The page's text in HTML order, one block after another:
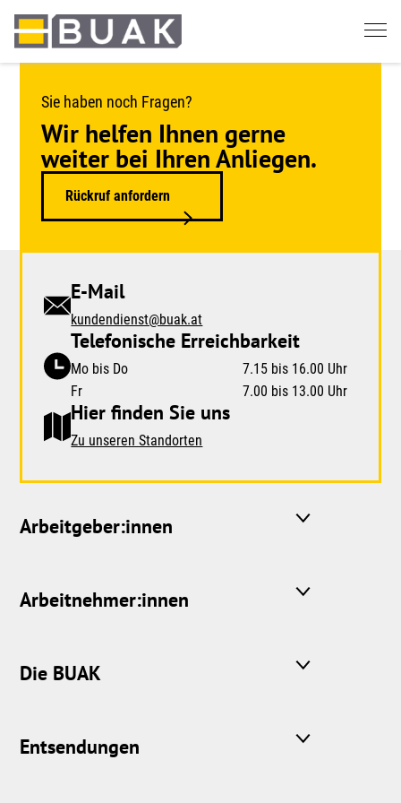
Springe
zum
Sie haben noch Fragen?
Wir helfen Ihnen gerne
weiter bei Ihren Anliegen.
Rückruf anfordern
E-Mail
kundendienst@buak.at
Telefonische Erreichbarkeit
Mo bis Do
7.15 bis 16.00 Uhr
Fr
7.00 bis 13.00 Uhr
Hier finden Sie uns
Zu unseren Standorten
Arbeitgeber:innen
Arbeitnehmer:innen
Die BUAK
Entsendungen